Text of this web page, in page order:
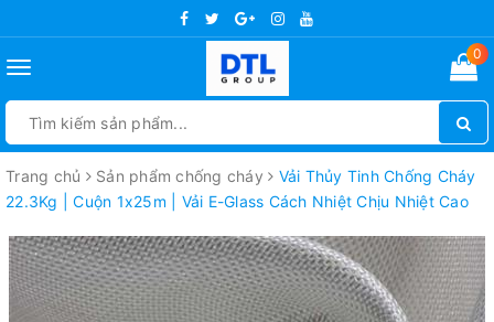
Toggle
0
Trang chủ Sản phẩm chống cháy
Vải Thủy Tinh Chống Cháy
22.3Kg | Cuộn 1x25m | Vải E-Glass Cách Nhiệt Chịu Nhiệt Cao